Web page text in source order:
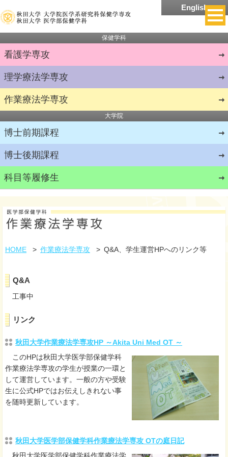
English
保健学科
看護学専攻
理学療法学専攻
作業療法学専攻
大学院
博士前期課程
博士後期課程
科目等履修生
HOME 作業療法学専攻 Q&A、学生運営HPへのリンク等
Q&A
工事中
リンク
秋田大学作業療法学専攻HP ～Akita Uni Med OT ～
このHPは秋田大学医学部保健学科
作業療法学専攻の学生が授業の一環と
して運営しています。一般の方や受験
生に公式HPではお伝えしきれない事
を随時更新しています。
秋田大学医学部保健学科作業療法学専攻 OTの庭日記
秋田大学医学部保健学科作業療法学